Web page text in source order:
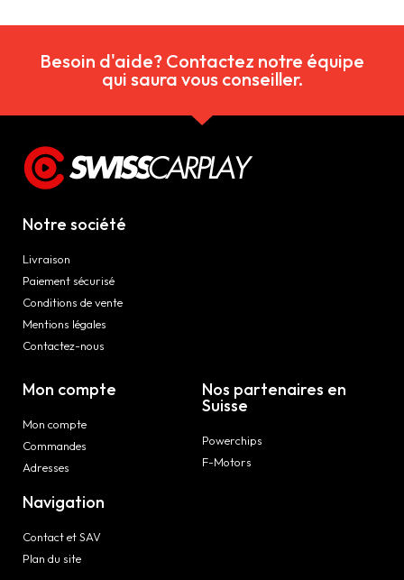
Besoin d'aide? Contactez notre équipe
qui saura vous conseiller.
Notre société
Livraison
Paiement sécurisé
Conditions de vente
Mentions légales
Contactez-nous
Mon compte
Mon compte
Commandes
Adresses
Navigation
Contact et SAV
Plan du site
Nos partenaires en
Suisse
Powerchips
F-Motors